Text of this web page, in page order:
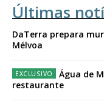
Últimas
DaTerra prepara
Mélvoa
Água de
restaurante